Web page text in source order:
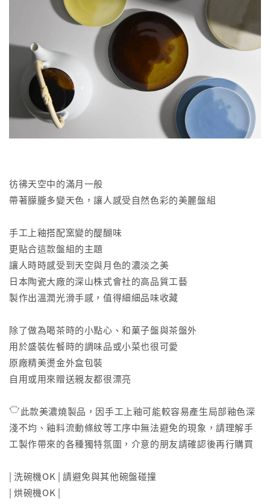
彷彿天空中的滿月一般
帶著朦朧多變天色，讓人感受自然色彩的美麗盤組
手工上釉搭配窯變的醍醐味
更貼合這款盤組的主題
讓人時時感受到天空與月色的濃淡之美
日本陶瓷大廠的深山株式會社的高品質工藝
製作出溫潤光滑手感，值得細細品味收藏
除了做為喝茶時的小點心、和菓子盤與茶盤外
用於盛裝佐餐時的調味品或小菜也很可愛
原廠精美燙金外盒包裝
自用或用來贈送親友都很漂亮
𓎵此款美濃燒製品，因手工上釉可能較容易產生局部釉色深
淺不均、釉料流動條紋等工序中無法避免的現象，請理解手
工製作帶來的各種獨特氛圍，介意的朋友請確認後再行購買
| 洗碗機OK | 請避免與其他碗盤碰撞
| 烘碗機OK |